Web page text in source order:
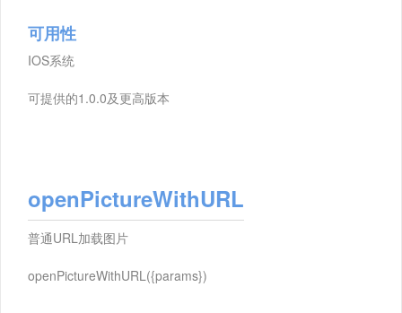
可用性
IOS系统
可提供的1.0.0及更高版本
openPictureWithURL
普通URL加载图片
openPictureWithURL({params})